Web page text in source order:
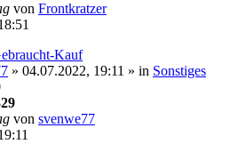
von Frontkratzer
Kauf
» 04.07.2022, 19:11 » in Sonstiges
von svenwe77